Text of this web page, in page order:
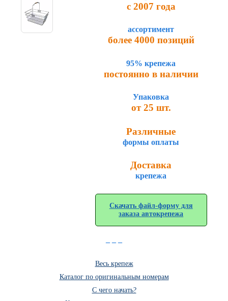
с 2007 года
ассортимент
более 4000 позиций
95% крепежа
постоянно в наличии
Упаковка
от 25 шт.
Различные
формы оплаты
Доставка
крепежа
Скачать файл-форму для
заказа автокрепежа
Весь крепеж
Каталог по оригинальным номерам
C чего начать?